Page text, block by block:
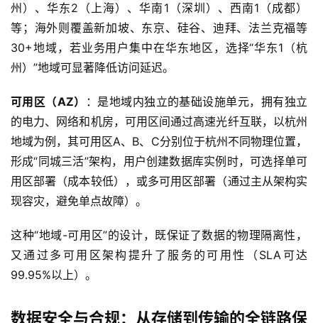
州）、华东2（上海）、华南1（深圳）、西南1（成都）
等；海外则覆盖新加坡、东京、硅谷、迪拜、法兰克福等
30+地域，若业务用户集中在华东地区，选择“华东1（杭
州）”地域可显著降低访问延迟。
可用区（AZ）
：是地域内独立的基础设施单元，拥有独立
的电力、网络和机房，可用区间通过高速光纤互联，以杭州
地域为例，其可用区A、B、C分别位于杭州不同物理位置，
形成“同城三活”架构，用户创建数据库实例时，可选择单可
用区部署（成本较低），或多可用区部署（通过主从架构实
现容灾，避免单点故障）。
这种“地域-可用区”的设计，既保证了数据的物理隔离性，
又通过多可用区架构提升了服务的可用性（SLA可达
99.95%以上）。
数据安全与合规：从存储到传输的全链路保